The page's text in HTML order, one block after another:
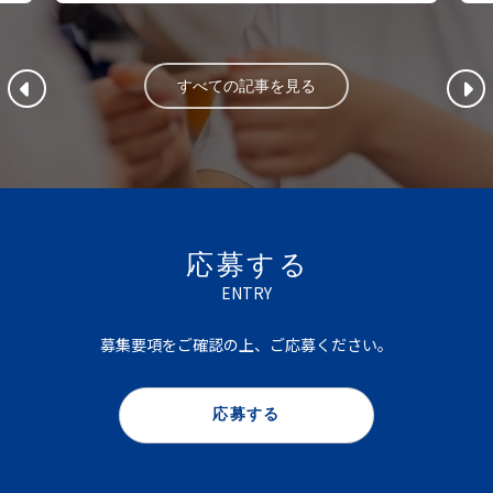
すべての記事を見る
応募する
ENTRY
募集要項をご確認の上、ご応募ください。
応募する